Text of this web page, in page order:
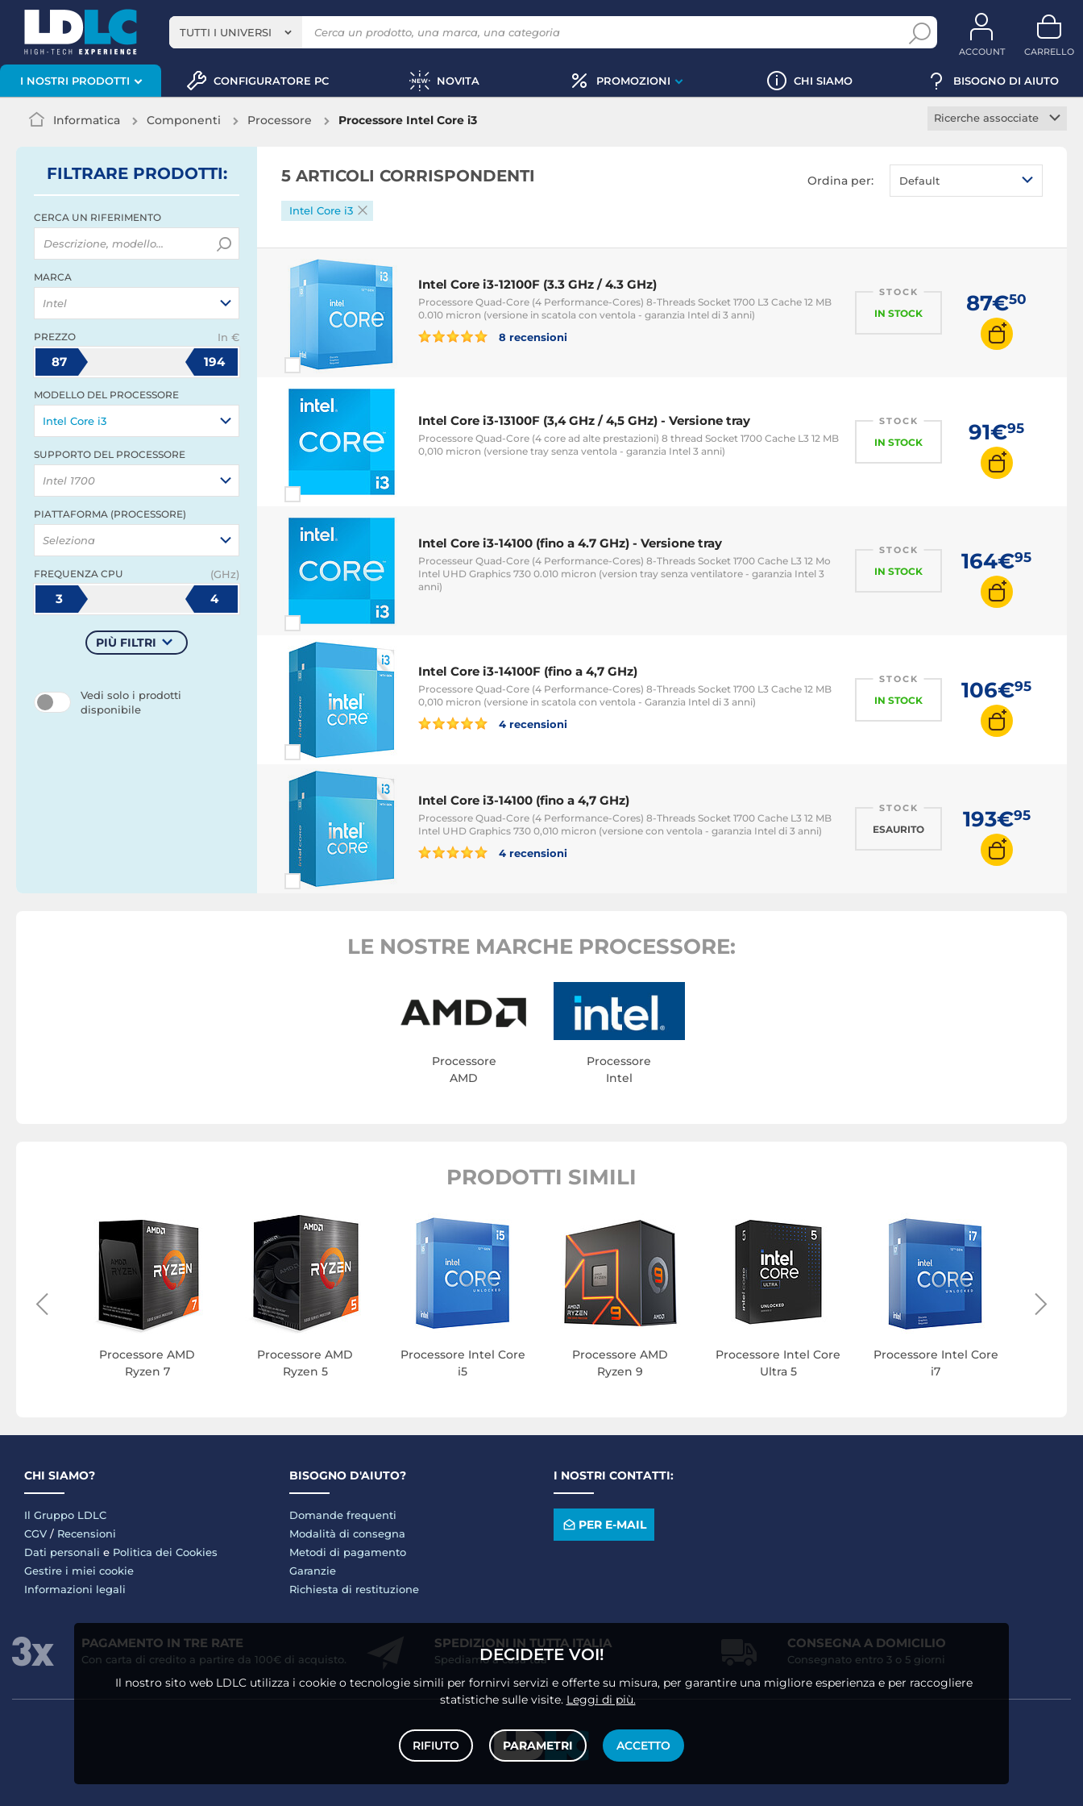
TUTTI I UNIVERSI
ACCOUNT CARRELLO
I NOSTRI PRODOTTI CONFIGURATORE PC NOVITA PROMOZIONI CHI SIAMO BISOGNO DI AIUTO
Informatica Componenti Processore Processore Intel Core i3
Ricerche assocciate
Processore server
Processore PC desktop
Intel Core i9
AMD AM4
AMD AM5
AMD Ryzen 7
AMD Ryzen 9
AMD Ryzen
Threadripper
AMD Zen 4
Processore con ventola
FILTRARE PRODOTTI:
CERCA UN RIFERIMENTO
MARCA
Intel
PREZZO In €
87 194
MODELLO DEL PROCESSORE
Intel Core i3
SUPPORTO DEL PROCESSORE
Intel 1700
PIATTAFORMA (PROCESSORE)
Seleziona
FREQUENZA CPU (GHz)
3 4
PIÙ FILTRI
Vedi solo i prodotti
disponibile
5 ARTICOLI CORRISPONDENTI Ordina per: Default
Intel Core i3
Intel Core i3-12100F (3.3 GHz / 4.3 GHz)
Processore Quad-Core (4 Performance-Cores) 8-Threads Socket 1700 L3 Cache 12 MB
0.010 micron (versione in scatola con ventola - garanzia Intel di 3 anni)
8 recensioni
STOCK
IN STOCK 87€50
Intel Core i3-13100F (3,4 GHz / 4,5 GHz) - Versione tray
Processore Quad-Core (4 core ad alte prestazioni) 8 thread Socket 1700 Cache L3 12 MB
0,010 micron (versione tray senza ventola - garanzia Intel 3 anni)
STOCK
IN STOCK 91€95
Intel Core i3-14100 (fino a 4.7 GHz) - Versione tray
Processeur Quad-Core (4 Performance-Cores) 8-Threads Socket 1700 Cache L3 12 Mo
Intel UHD Graphics 730 0.010 micron (version tray senza ventilatore - garanzia Intel 3
anni)
STOCK
IN STOCK 164€95
Intel Core i3-14100F (fino a 4,7 GHz)
Processore Quad-Core (4 Performance-Cores) 8-Threads Socket 1700 L3 Cache 12 MB
0,010 micron (versione in scatola con ventola - Garanzia Intel di 3 anni)
4 recensioni
STOCK
IN STOCK 106€95
Intel Core i3-14100 (fino a 4,7 GHz)
Processore Quad-Core (4 Performance-Cores) 8-Threads Socket 1700 Cache L3 12 MB
Intel UHD Graphics 730 0,010 micron (versione con ventola - garanzia Intel di 3 anni)
4 recensioni
STOCK
ESAURITO 193€95
LE NOSTRE MARCHE PROCESSORE:
Processore
AMD
Processore
Intel
PRODOTTI SIMILI
Processore AMD
Ryzen 7
Processore AMD
Ryzen 5
Processore Intel Core
i5
Processore AMD
Ryzen 9
Processore Intel Core
Ultra 5
Processore Intel Core
i7
CHI SIAMO?
Il Gruppo LDLC
CGV / Recensioni
Dati personali e Politica dei Cookies
Gestire i miei cookie
Informazioni legali
BISOGNO D'AIUTO?
Domande frequenti
Modalità di consegna
Metodi di pagamento
Garanzie
Richiesta di restituzione
I NOSTRI CONTATTI:
PER E-MAIL
PAGAMENTO IN TRE RATE
Con carta di credito a partire da 100€ di acquisto.
SPEDIZIONI IN TUTTA ITALIA
Spediamo a casa tua
CONSEGNA A DOMICILIO
Consegnato entro 3 o 5 giorni
DECIDETE VOI!
Il nostro sito web LDLC utilizza i cookie o tecnologie simili per fornirvi servizi e offerte su misura, per garantire una migliore esperienza e per raccogliere
statistiche sulle visite. Leggi di più.
RIFIUTO PARAMETRI ACCETTO